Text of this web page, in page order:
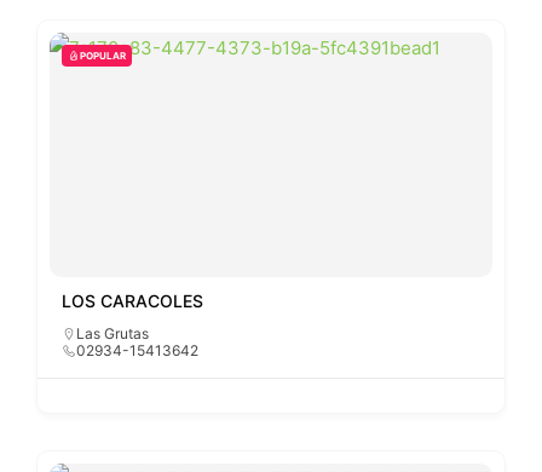
POPULAR
LOS CARACOLES
Las Grutas
02934-15413642